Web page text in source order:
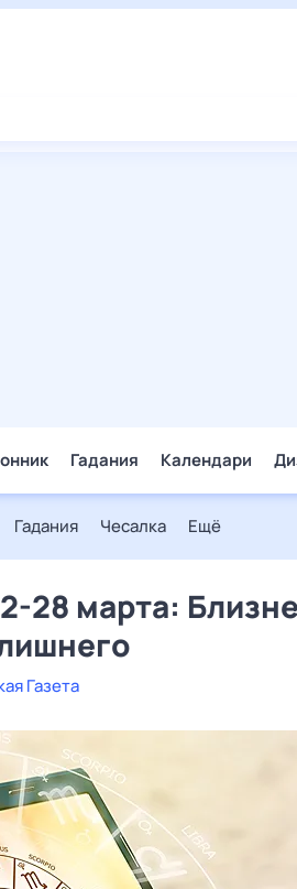
Гадания Календари
Гадания Чесалка Ещё
28 марта:
Газета